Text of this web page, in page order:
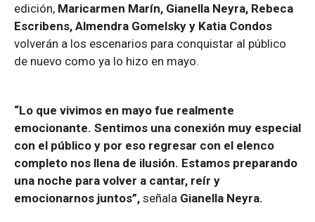
edición, Maricarmen Marín, Gianella Neyra, Rebeca
Escribens, Almendra Gomelsky y Katia Condos
volverán a los escenarios para conquistar al público
de nuevo como ya lo hizo en mayo.
“Lo que vivimos en mayo fue realmente
emocionante. Sentimos una conexión muy especial
con el público y por eso regresar con el elenco
completo nos llena de ilusión. Estamos preparando
una noche para volver a cantar, reír y
emocionarnos juntos”, señala Gianella Neyra.